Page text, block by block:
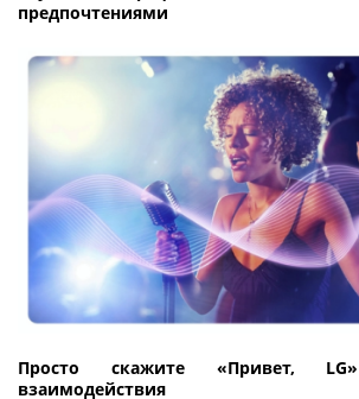
предпочтениями
Просто скажите «Привет,
взаимодействия